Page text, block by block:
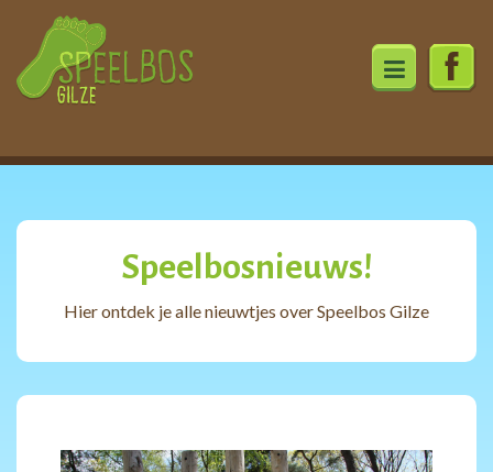
Ga
Speelbosnieuws!
Hier ontdek je alle nieuwtjes over Speelbos Gilze